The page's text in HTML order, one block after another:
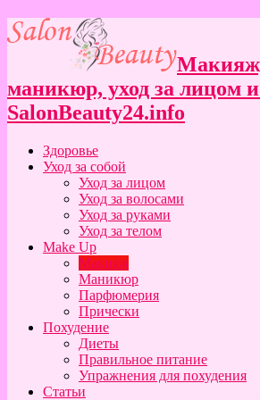
маникюр, уход за лицом
SalonBeauty24.info
Здоровье
Уход за собой
Уход за лицом
Уход за волосами
Уход за руками
Уход за телом
Make Up
Макияж
Маникюр
Парфюмерия
Прически
Похудение
Диеты
Правильное питание
Упражнения для похудения
Статьи